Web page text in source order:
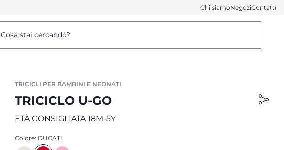
Chi siamoNegoziContatti
Cosa stai cercando?
TRICICLI PER BAMBINI E NEONATI
TRICICLO U-GO
ETÀ CONSIGLIATA 18M-5Y
Colore: DUCATI